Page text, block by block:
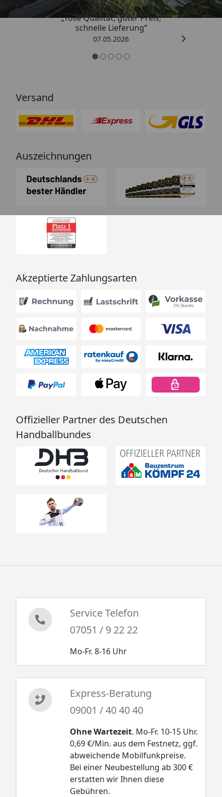
„Tolle Qualität, guter Preis,
schnelle Lieferung“
07.05.2026
Versand
Auszeichnungen
Akzeptierte Zahlungsarten
Offizieller Partner des Deutschen
Handballbundes
Service Telefon
07051 / 9 22 22
Mo-Fr. 8-16 Uhr
Express-Beratung
09001 / 40 40 40
Ohne Wartezeit. Mo-Fr. 10-15 Uhr.
0,69 €/Min. aus dem Festnetz, ggf.
abweichende Mobilfunkpreise.
Bei einer Neubestellung ab 300 €
erstatten wir Ihnen diese
Gebühren.